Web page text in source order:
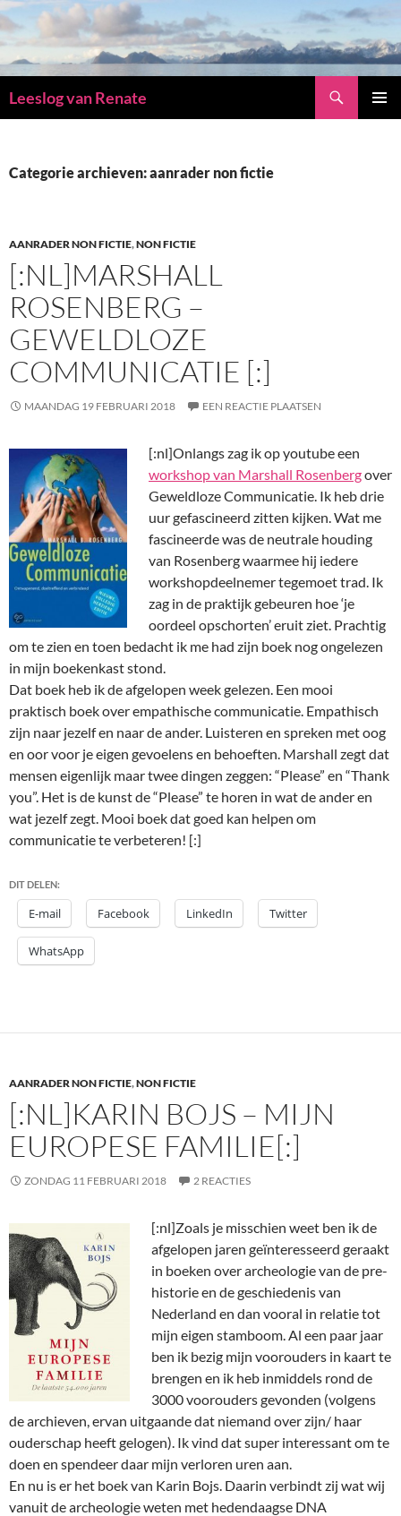
Leeslog van Renate
INHOUD
Categorie archieven: aanrader non fictie
AANRADER NON FICTIE,NON FICTIE
[:NL]MARSHALL
ROSENBERG –
GEWELDLOZE
COMMUNICATIE [:]
MAANDAG 19 FEBRUARI 2018 EEN REACTIE PLAATSEN
[:nl]Onlangs zag ik op youtube een
workshop van Marshall Rosenbergover
Geweldloze Communicatie. Ik heb drie
uur gefascineerd zitten kijken. Wat me
fascineerde was de neutrale houding
van Rosenberg waarmee hij iedere
workshopdeelnemer tegemoet trad. Ik
zag in de praktijk gebeuren hoe ‘je
oordeel opschorten’ eruit ziet. Prachtig
om te zien en toen bedacht ik me had zijn boek nog ongelezen
in mijn boekenkast stond.
Dat boek heb ik de afgelopen week gelezen. Een mooi
praktisch boek over empathische communicatie. Empathisch
zijn naar jezelf en naar de ander. Luisteren en spreken met oog
en oor voor je eigen gevoelens en behoeften. Marshall zegt dat
mensen eigenlijk maar twee dingen zeggen: “Please” en “Thank
you”. Het is de kunst de “Please” te horen in wat de ander en
wat jezelf zegt. Mooi boek dat goed kan helpen om
communicatie te verbeteren! [:]
DIT DELEN:
E-mail Facebook LinkedIn Twitter
WhatsApp
AANRADER NON FICTIE,NON FICTIE
[:NL]KARIN BOJS – MIJN
EUROPESE FAMILIE[:]
ZONDAG 11 FEBRUARI 2018 2 REACTIES
[:nl]Zoals je misschien weet ben ik de
afgelopen jaren geïnteresseerd geraakt
in boeken over archeologie van de pre-
historie en de geschiedenis van
Nederland en dan vooral in relatie tot
mijn eigen stamboom. Al een paar jaar
ben ik bezig mijn voorouders in kaart te
brengen en ik heb inmiddels rond de
3000 voorouders gevonden (volgens
de archieven, ervan uitgaande dat niemand over zijn/ haar
ouderschap heeft gelogen). Ik vind dat super interessant om te
doen en spendeer daar mijn verloren uren aan.
En nu is er het boek van Karin Bojs. Daarin verbindt zij wat wij
vanuit de archeologie weten met hedendaagse DNA